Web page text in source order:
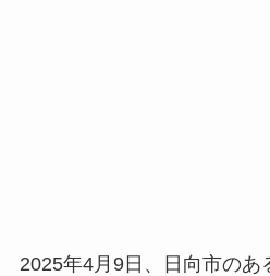
2025年4月9日、日向市のあ